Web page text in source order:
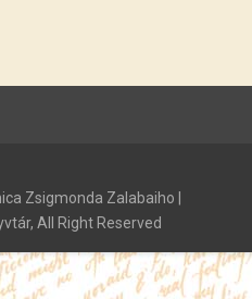
Zsigmonda Zalabaiho |
All Right Reserved